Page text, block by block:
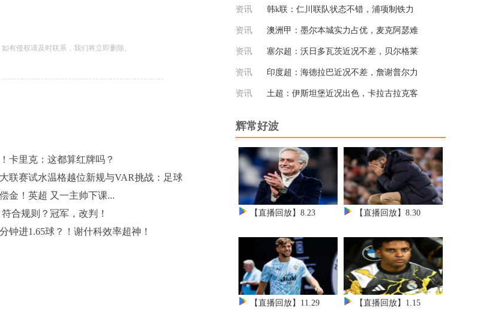
有侵权请及时联系，我们将立即删除。
资讯 韩k联：仁川联队状态不错，浦项制铁力
资讯 澳洲甲：墨尔本城实力占优，麦克阿瑟难
资讯 塞尔超：沃日多瓦茨近况不差，贝尔格莱
资讯 印度超：海德拉巴近况不差，詹谢普尔力
资讯 土超：伊斯坦堡近况出色，卡拉古拉克客
辉常好波
【直播回放】8.23 【直播回放】8.30
【直播回放】11.29 【直播回放】1.15